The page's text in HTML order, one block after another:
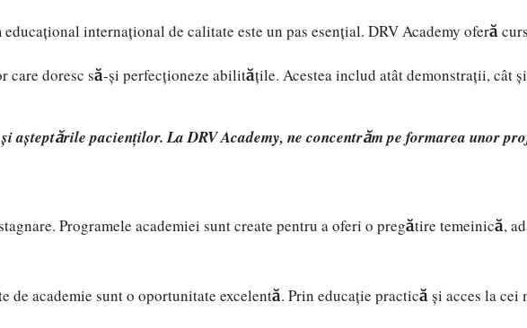
internațional de calitate este un pas esențial. DRV Academy
doresc să-și perfecționeze abilitățile. Acestea includ atât demonstrații,
și așteptările pacienților. LaDRV Academy, ne concentrăm pe formarea unor
Programele academiei sunt create pentru a oferi o pregătire
academie sunt o oportunitate excelentă. Prin educație practică și acces la